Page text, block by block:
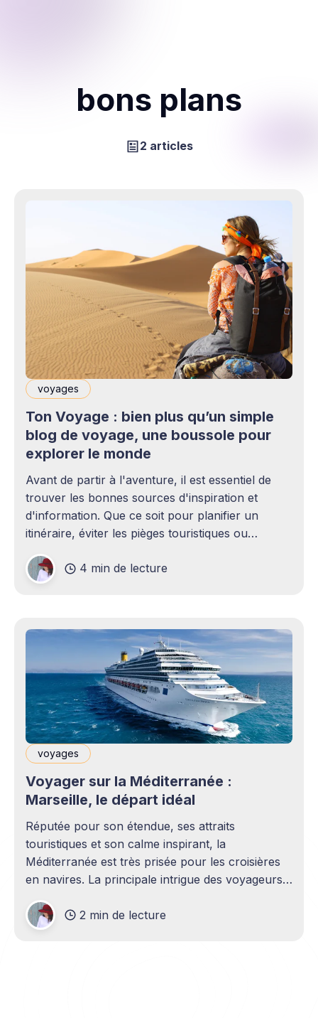
bons plans
2 articles
voyages
Ton Voyage : bien plus qu’un simple
blog de voyage, une boussole pour
explorer le monde
Avant de partir à l'aventure, il est essentiel de
trouver les bonnes sources d'inspiration et
d'information. Que ce soit pour planifier un
itinéraire, éviter les pièges touristiques ou
un bon site de voyage peut faire toute la
4 min de lecture
voyages
Voyager sur la Méditerranée :
Marseille, le départ idéal
Réputée pour son étendue, ses attraits
touristiques et son calme inspirant, la
Méditerranée est très prisée pour les croisières
en navires. La principale intrigue des voyageurs
grande aventure. Pour que celle-ci soit
mémorable, exceptionnelle, riche en
2 min de lecture